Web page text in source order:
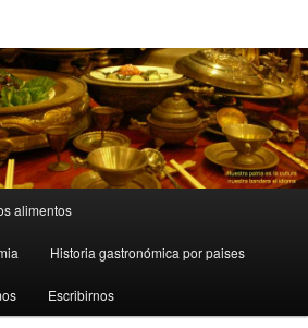
alimentos
Historia gastronómica por paises
Escribirnos